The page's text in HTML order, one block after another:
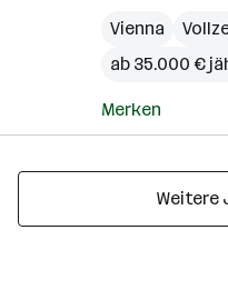
Vienna
ab 35.000 €
Merken
Weitere